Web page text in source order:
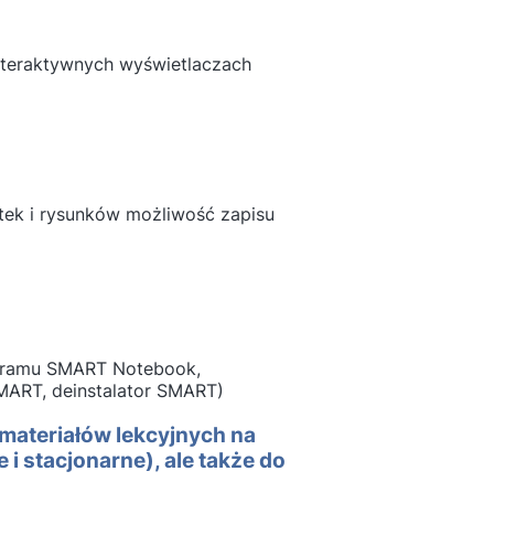
wyświetlaczach
i rysunków możliwość zapisu
SMART Notebook,
deinstalator SMART)
lekcyjnych na
stacjonarne), ale także do